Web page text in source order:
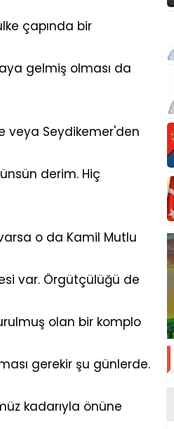
çapında bir
gelmiş olması da
veya Seydikemer'den
derim. Hiç
o da Kamil Mutlu
var. Örgütçülüğü de
olan bir komplo
gerekir şu günlerde.
kadarıyla önüne